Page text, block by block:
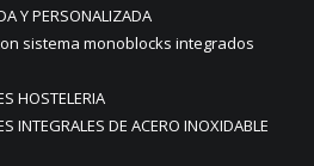
Y PERSONALIZADA
sistema monoblocks integrados
HOSTELERIA
INTEGRALES DE ACERO INOXIDABLE